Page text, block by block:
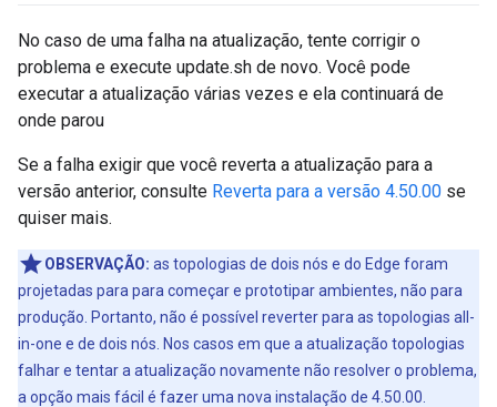
No caso de uma falha na atualização, tente corrigir o
problema e execute update.sh de novo. Você pode
executar a atualização várias vezes e ela continuará de
onde parou
Se a falha exigir que você reverta a atualização para a
versão anterior, consulte Reverta para a versão 4.50.00 se
quiser mais.
OBSERVAÇÃO: as topologias de dois nós e do Edge foram
projetadas para para começar e prototipar ambientes, não para
produção. Portanto, não é possível reverter para as topologias all-
in-one e de dois nós. Nos casos em que a atualização topologias
falhar e tentar a atualização novamente não resolver o problema,
a opção mais fácil é fazer uma nova instalação de 4.50.00.